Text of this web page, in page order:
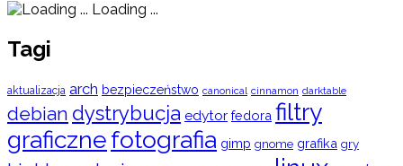
Loading ...
Tagi
aktualizacja arch bezpieczeństwo canonical cinnamon darktable
debian dystrybucja edytor fedora filtry
graficznefotografia gimp gnome grafika gry